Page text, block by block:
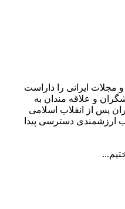
و مجلات ایرانی را داراست
پژوهشگران و علاقه مندان به
پس از انقلاب اسلامی
ارزشمندی دسترسی پیدا